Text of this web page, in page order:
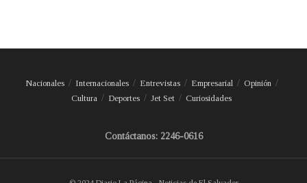
Nacionales Internacionales Entrevistas Empresarial
Opinión
Cultura
Deportes Jet Set Curiosidades
Contáctanos: 2246-0616